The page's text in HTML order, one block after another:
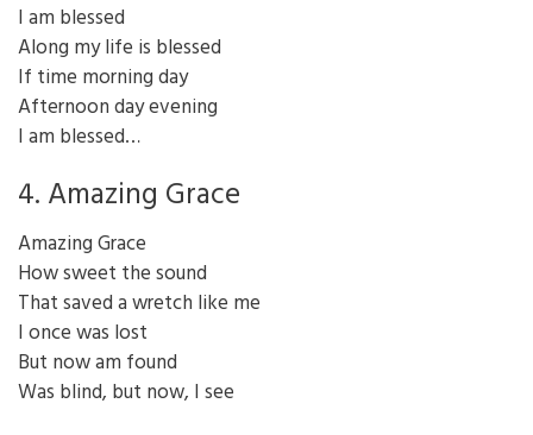
I am blessed
Along my life is blessed
If time morning day
Afternoon day evening
I am blessed…
4. Amazing Grace
Amazing Grace
How sweet the sound
That saved a wretch like me
I once was lost
But now am found
Was blind, but now, I see